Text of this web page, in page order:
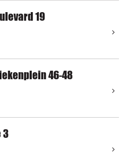
19
46-48
3